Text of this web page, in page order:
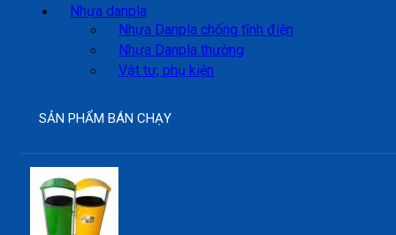
Nhựa danpla
Nhựa Danpla chống tĩnh điện
Nhựa Danpla thường
Vật tư, phụ kiện
SẢN PHẨM BÁN CHẠY